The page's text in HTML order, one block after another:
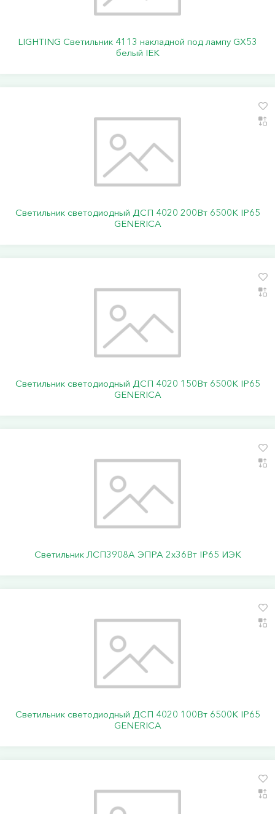
LIGHTING Светильник 4113 накладной под лампу GX53
белый IEK
Светильник светодиодный ДСП 4020 200Вт 6500К IP65
GENERICA
Светильник светодиодный ДСП 4020 150Вт 6500К IP65
GENERICA
Светильник ЛСП3908A ЭПРА 2х36Вт IP65 ИЭК
Светильник светодиодный ДСП 4020 100Вт 6500К IP65
GENERICA